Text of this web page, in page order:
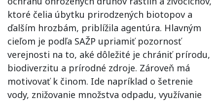
ktoré čelia úbytku prirodzených biotopov a
ďalším hrozbám, priblížila agentúra. Hlavným
cieľom je podľa SAŽP upriamiť pozornosť
verejnosti na to, aké dôležité je chrániť prírodu,
biodiverzitu a prírodné zdroje. Zároveň má
motivovať k činom. Ide napríklad o šetrenie
vody, znižovanie množstva odpadu, využívanie